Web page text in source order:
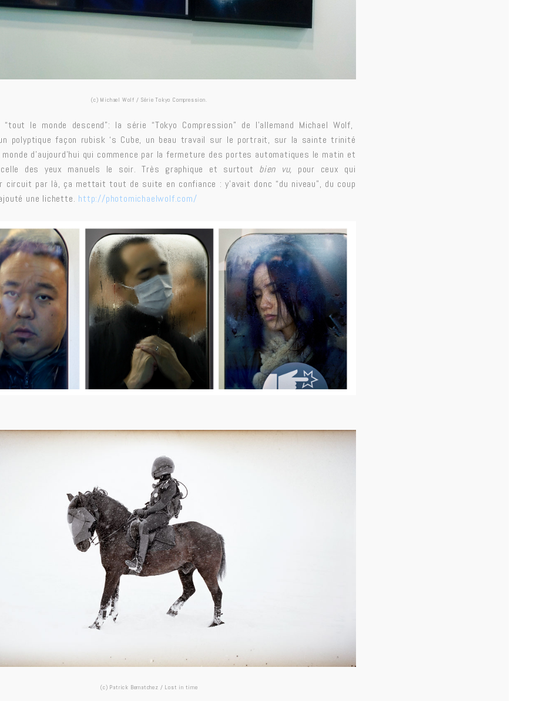
(c) Michael Wolf / Série Tokyo Compression.
le monde descend”: la série “Tokyo Compression” de l’allemand Michael Wolf,
polyptique façon rubisk ‘s Cube, un beau travail sur le portrait, sur la sainte trinité
d’aujourd’hui qui commence par la fermeture des portes automatiques le matin et
celle des yeux manuels le soir. Très graphique et surtout bien vu, pour ceux qui
circuit par là, ça mettait tout de suite en confiance : y’avait donc “du niveau”, du coup
une lichette. http://photomichaelwolf.com/
(c) Patrick Bernatchez / Lost in time